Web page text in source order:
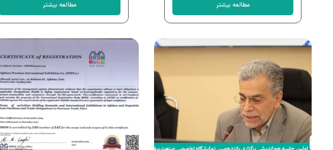
مطالعه بیشتر مطالعه بیشتر